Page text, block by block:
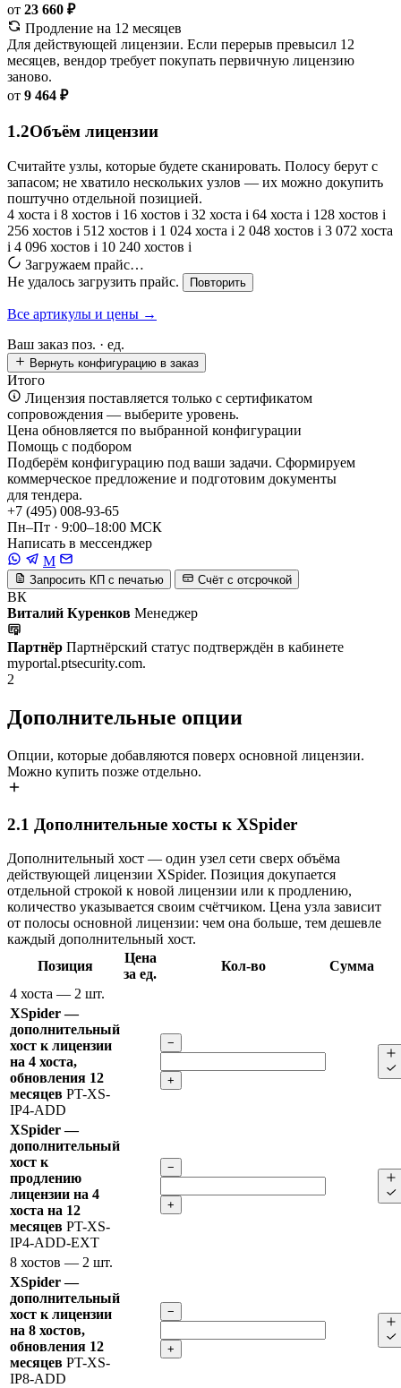
от 23 660 ₽
Продление на 12 месяцев
Для действующей лицензии. Если перерыв превысил 12
месяцев, вендор требует покупать первичную лицензию
заново.
от 9 464 ₽
1.2Объём лицензии
Считайте узлы, которые будете сканировать. Полосу берут с
запасом; не хватило нескольких узлов — их можно докупить
поштучно отдельной позицией.
4 хоста i 8 хостов i 16 хостов i 32 хоста i 64 хоста i 128 хостов i
256 хостов i 512 хостов i 1 024 хоста i 2 048 хостов i 3 072 хоста
i 4 096 хостов i 10 240 хостов i
Загружаем прайс…
Не удалось загрузить прайс.
Повторить
Все артикулы и цены →
Ваш заказ поз. · ед.
Вернуть конфигурацию в заказ
Итого
Лицензия поставляется только с сертификатом
сопровождения — выберите уровень.
Цена обновляется по выбранной конфигурации
Помощь с подбором
Подберём конфигурацию под ваши задачи. Сформируем
коммерческое предложение и подготовим документы
для тендера.
+7 (495) 008-93-65
Пн–Пт · 9:00–18:00 МСК
Написать в мессенджер
M
Запросить КП с печатью Счёт с отсрочкой
ВК
Виталий Куренков Менеджер
Партнёр Партнёрский статус подтверждён в кабинете
myportal.ptsecurity.com.
2
Дополнительные опции
Опции, которые добавляются поверх основной лицензии.
Можно купить позже отдельно.
2.1 Дополнительные хосты к XSpider
Дополнительный хост — один узел сети сверх объёма
действующей лицензии XSpider. Позиция докупается
отдельной строкой к новой лицензии или к продлению,
количество указывается своим счётчиком. Цена узла зависит
от полосы основной лицензии: чем она больше, тем дешевле
каждый дополнительный хост.
Позиция
Цена
за ед.
Кол-во
Сумма
4 хоста — 2 шт.
XSpider —
дополнительный
хост к лицензии
на 4 хоста,
обновления 12
месяцев PT-XS-
IP4-ADD
−
+
XSpider —
дополнительный
хост к
продлению
лицензии на 4
хоста на 12
месяцев PT-XS-
IP4-ADD-EXT
−
+
8 хостов — 2 шт.
XSpider —
дополнительный
хост к лицензии
на 8 хостов,
обновления 12
месяцев PT-XS-
IP8-ADD
−
+